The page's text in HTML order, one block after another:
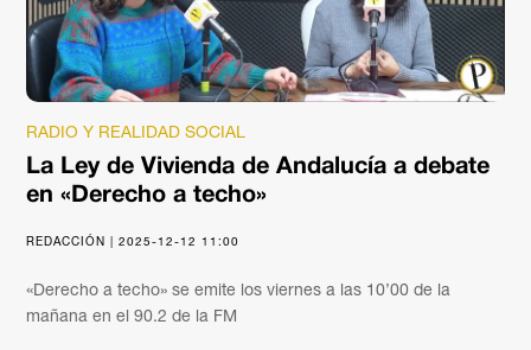
RADIO Y REALIDAD SOCIAL
La Ley de Vivienda de Andalucía a debate
en «Derecho a techo»
REDACCIÓN | 2025-12-12 11:00
«Derecho a techo» se emite los viernes a las 10’00 de la
mañana en el 90.2 de la FM